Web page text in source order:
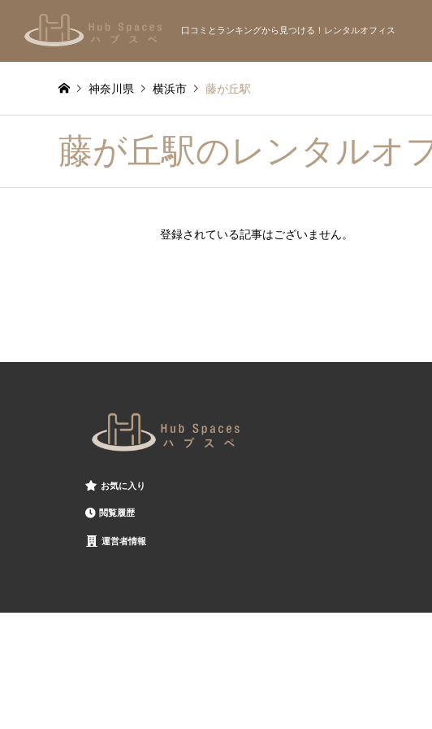
口コミとランキングから見つける！レンタルオフィス
神奈川県 横浜市 藤が丘駅
藤が丘駅のレンタルオ
登録されている記事はございません。
お気に入り
閲覧履歴
運営者情報